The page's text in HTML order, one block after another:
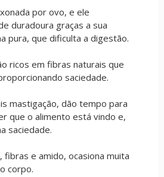
por ovo, e ele
duradoura graças a sua
pura, que dificulta a digestão.
ricos em fibras naturais que
saciedade.
mastigação, dão tempo para
que o alimento está vindo e,
saciedade.
fibras e amido, ocasiona muita
corpo.